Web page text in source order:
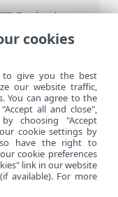
Endpoint
>
detekcija
cookies
to give you the best
our website traffic,
You can agree to the
all and close",
choosing "Accept
cookie settings by
have the right to
cookie preferences
link in our website
available). For more